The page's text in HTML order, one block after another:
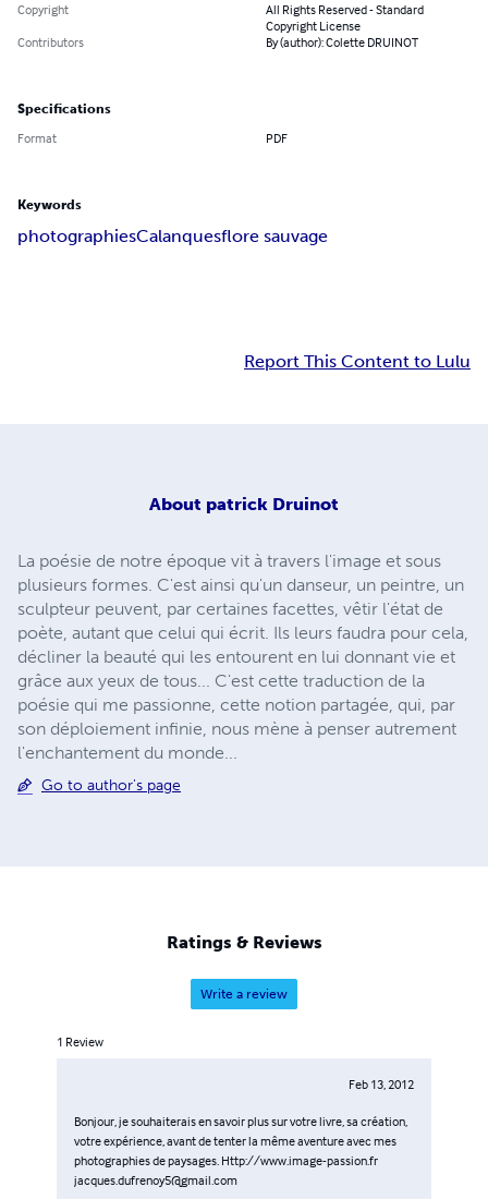
Copyright
All Rights Reserved - Standard
Copyright License
Contributors
By (author): Colette DRUINOT
Specifications
Format PDF
Keywords
photographiesCalanquesflore sauvage
Report This Content to Lulu
About patrick Druinot
La poésie de notre époque vit à travers l'image et sous
plusieurs formes. C'est ainsi qu'un danseur, un peintre, un
sculpteur peuvent, par certaines facettes, vêtir l'état de
poète, autant que celui qui écrit. Ils leurs faudra pour cela,
décliner la beauté qui les entourent en lui donnant vie et
grâce aux yeux de tous... C'est cette traduction de la
poésie qui me passionne, cette notion partagée, qui, par
son déploiement infinie, nous mène à penser autrement
l'enchantement du monde...
Go to author's page
Ratings & Reviews
Write a review
1 Review
Feb 13, 2012
Bonjour, je souhaiterais en savoir plus sur votre livre, sa création,
votre expérience, avant de tenter la même aventure avec mes
photographies de paysages. Http://www.image-passion.fr
jacques.dufrenoy5@gmail.com